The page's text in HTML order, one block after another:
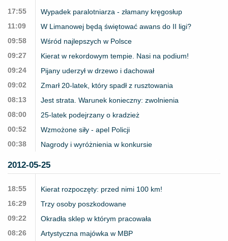
17:55
Wypadek paralotniarza - złamany kręgosłup
11:09
W Limanowej będą świętować awans do II ligi?
09:58
Wśród najlepszych w Polsce
09:27
Kierat w rekordowym tempie. Nasi na podium!
09:24
Pijany uderzył w drzewo i dachował
09:02
Zmarł 20-latek, który spadł z rusztowania
08:13
Jest strata. Warunek konieczny: zwolnienia
08:00
25-latek podejrzany o kradzież
00:52
Wzmożone siły - apel Policji
00:38
Nagrody i wyróżnienia w konkursie
2012-05-25
18:55
Kierat rozpoczęty: przed nimi 100 km!
16:29
Trzy osoby poszkodowane
09:22
Okradła sklep w którym pracowała
08:26
Artystyczna majówka w MBP